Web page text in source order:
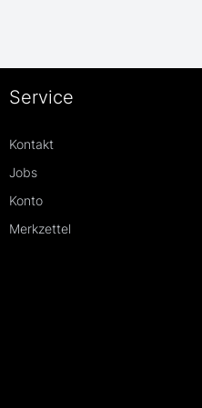
Service
Kontakt
Jobs
Konto
Merkzettel